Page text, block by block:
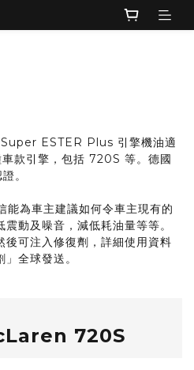
ESTER Plus 引擎機油適
款引擎，包括 720S 等。德國
。
能為車主建議如何令車主現有的
動及噪音，減低耗油量等等。
後可注入修復劑，詳細使用資料
全球發送。
720S